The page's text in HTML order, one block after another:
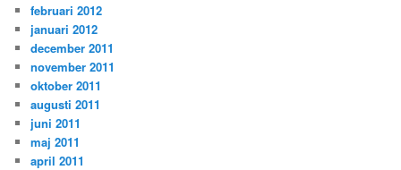
februari 2012
januari 2012
december 2011
november 2011
oktober 2011
augusti 2011
juni 2011
maj 2011
april 2011